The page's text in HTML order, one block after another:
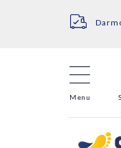
14
Menu